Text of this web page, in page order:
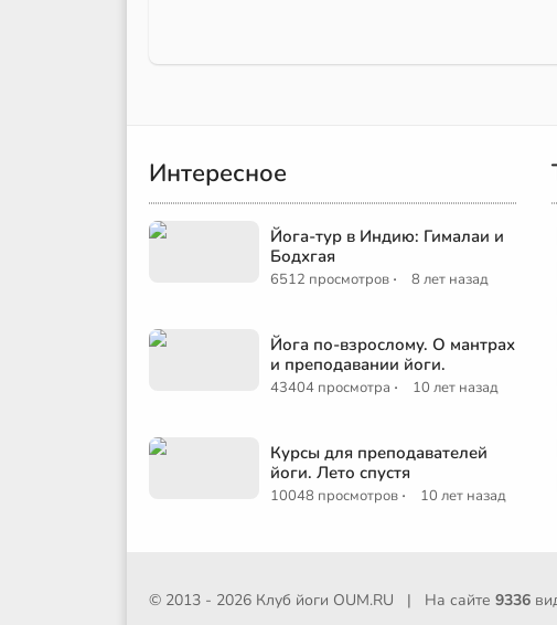
Интересное
Йога-тур в Индию: Гималаи и
Бодхгая
6512 просмотров · 8 лет назад
Йога по-взрослому. О мантрах
и преподавании йоги.
43404 просмотра · 10 лет назад
Курсы для преподавателей
йоги. Лето спустя
10048 просмотров · 10 лет назад
© 2013 - 2026 Клуб йоги OUM.RU | На сайте 9336